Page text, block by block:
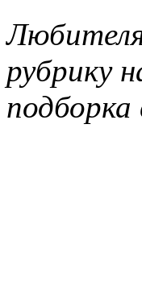
рубрику